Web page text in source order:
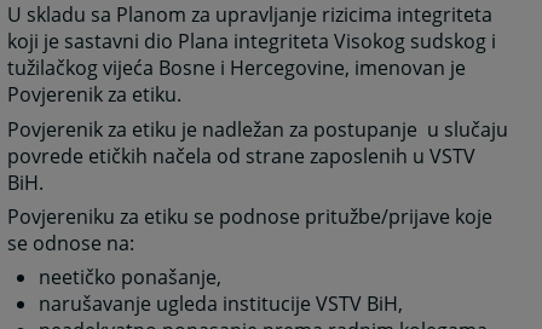
U skladu sa Planom za upravljanje rizicima integriteta
koji je sastavni dio Plana integriteta Visokog sudskog i
tužilačkog vijeća Bosne i Hercegovine, imenovan je
Povjerenik za etiku.
Povjerenik za etiku je nadležan za postupanje u slučaju
povrede etičkih načela od strane zaposlenih u VSTV
BiH.
Povjereniku za etiku se podnose pritužbe/prijave koje
se odnose na:
neetičko ponašanje,
narušavanje ugleda institucije VSTV BiH,